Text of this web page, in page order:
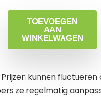
TOEVOEGEN
AAN
WINKELWAGEN
Prijzen kunnen fluctueren
ze regelmatig